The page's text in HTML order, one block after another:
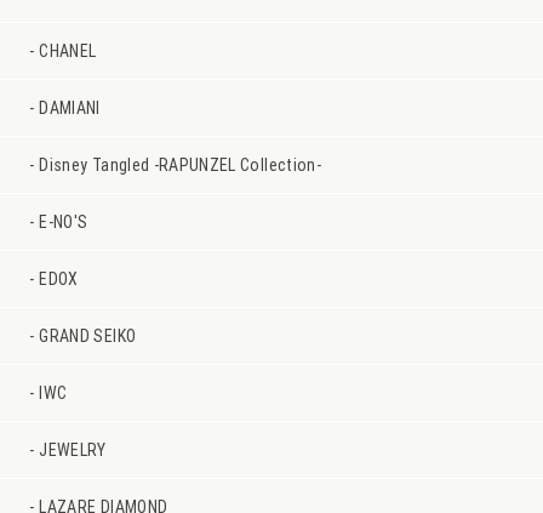
CHANEL
DAMIANI
Disney Tangled -RAPUNZEL Collection-
E-NO'S
EDOX
GRAND SEIKO
IWC
JEWELRY
LAZARE DIAMOND